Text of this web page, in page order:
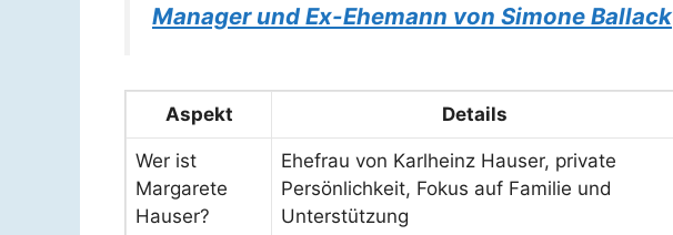
Manager und Ex-Ehemann von Simone Ballack
Aspekt Details
Wer ist
Margarete
Hauser?
Ehefrau von Karlheinz Hauser, private
Persönlichkeit, Fokus auf Familie und
Unterstützung